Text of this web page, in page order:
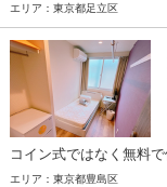
エリア：東京都足立区
コイン式ではなく無料
エリア：東京都豊島区